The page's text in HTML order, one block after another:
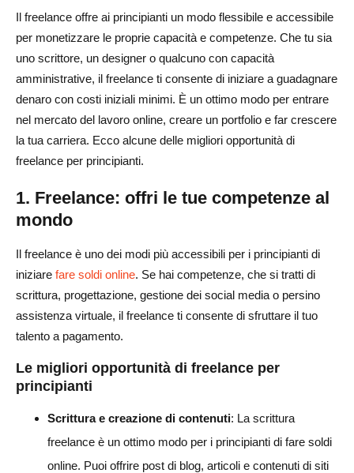
Il freelance offre ai principianti un modo flessibile e accessibile
per monetizzare le proprie capacità e competenze. Che tu sia
uno scrittore, un designer o qualcuno con capacità
amministrative, il freelance ti consente di iniziare a guadagnare
denaro con costi iniziali minimi. È un ottimo modo per entrare
nel mercato del lavoro online, creare un portfolio e far crescere
la tua carriera. Ecco alcune delle migliori opportunità di
freelance per principianti.
1. Freelance: offri le tue competenze al
mondo
Il freelance è uno dei modi più accessibili per i principianti di
iniziare fare soldi online. Se hai competenze, che si tratti di
scrittura, progettazione, gestione dei social media o persino
assistenza virtuale, il freelance ti consente di sfruttare il tuo
talento a pagamento.
Le migliori opportunità di freelance per
principianti
Scrittura e creazione di contenuti: La scrittura
freelance è un ottimo modo per i principianti di fare soldi
online. Puoi offrire post di blog, articoli e contenuti di siti